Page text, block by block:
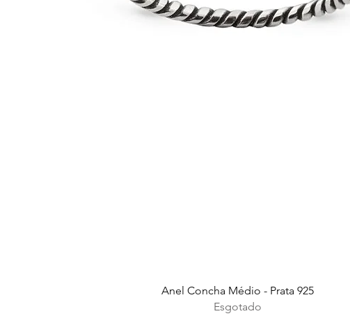
Visualização rápida
Anel Concha Médio - Prata 925
Esgotado